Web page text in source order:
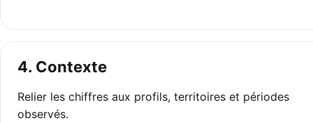
4. Contexte
Relier les chiffres aux profils, territoires et périodes
observés.